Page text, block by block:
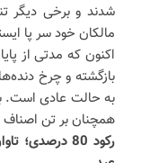
شدند و برخی دیگر
مالکان خود سر پا
اکنون که مدتی از
بازگشته و چرخ
به حالت عادی است.
همچنان بر تن
رکود 80